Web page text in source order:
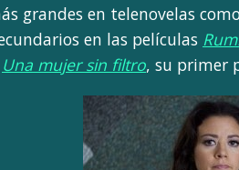
grandes en telenovelas
en las películas
Una mujer sin filtro, su primer